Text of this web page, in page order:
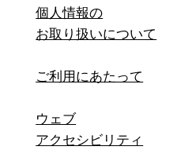
個人情報の
お取り扱いについて
ご利用にあたって
ウェブ
アクセシビリティ